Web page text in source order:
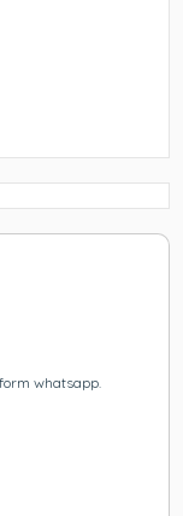
whatsapp.